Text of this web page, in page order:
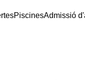
PiscinesAdmissió